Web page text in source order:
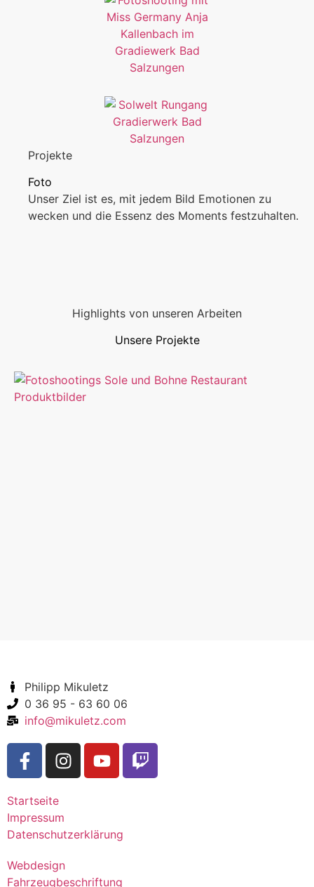
Projekte
Foto
Unser Ziel ist es, mit jedem Bild Emotionen zu
wecken und die Essenz des Moments festzuhalten.
Highlights von unseren Arbeiten
Unsere Projekte
Philipp Mikuletz
0 36 95 - 63 60 06
info@mikuletz.com
Startseite
Impressum
Datenschutzerklärung
Webdesign
Fahrzeugbeschriftung